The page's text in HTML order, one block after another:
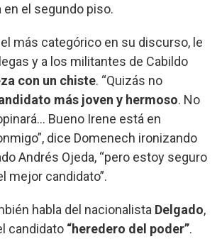
en el segundo piso.
más categórico en su discurso, le
y a los militantes de Cabildo
con un chiste. “Quizás no
más joven y hermoso. No
Bueno Irene está en
dice Domenech ironizando
Andrés Ojeda, “pero estoy seguro
mejor candidato”.
habla del nacionalista Delgado,
candidato “heredero del poder”.